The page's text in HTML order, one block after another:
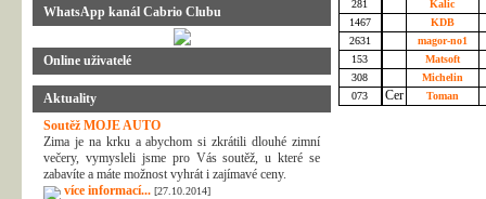
WhatsApp kanál Cabrio Clubu
Online uživatelé
Aktuality
Soutěž MOJE AUTO
Zima je na krku a abychom si zkrátili dlouhé zimní
večery, vymysleli jsme pro Vás soutěž, u které se
zabavíte a máte možnost vyhrát i zajímavé ceny.
více informací... [27.10.2014]
281
Kalic
1467
KDB
2631
magor-no1
153
Matsoft
308
Michelin
073
Toman